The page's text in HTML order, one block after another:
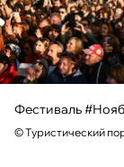
Фестиваль
©Туристический